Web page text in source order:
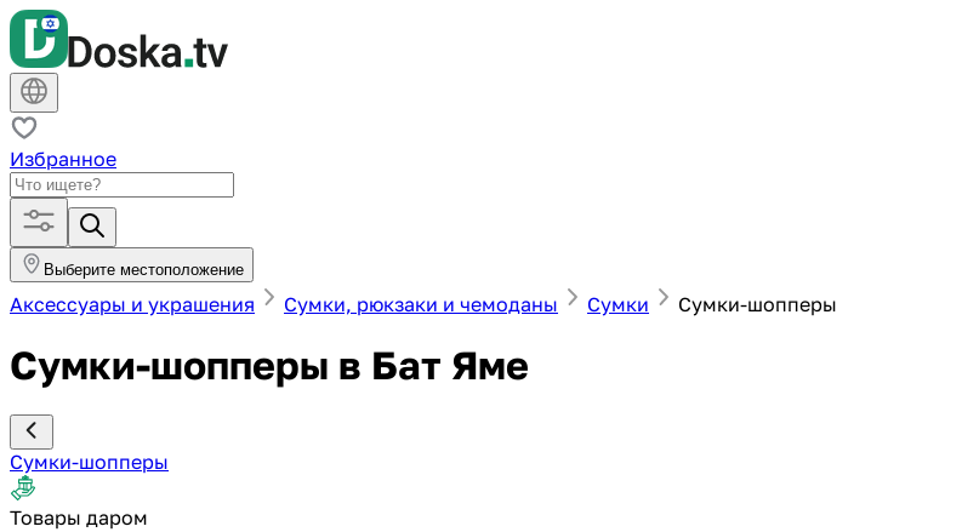
Избранное
Выберите местоположение
Аксессуары и украшения Сумки, рюкзаки и чемоданы Сумки Сумки-шопперы
Сумки-шопперы в Бат Яме
Сумки-шопперы
Товары даром